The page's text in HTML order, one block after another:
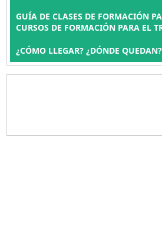
GUÍA DE CLASES DE FORMACIÓN
CURSOS DE FORMACIÓN PARA EL
¿CÓMO LLEGAR? ¿DÓNDE QUEDAN?